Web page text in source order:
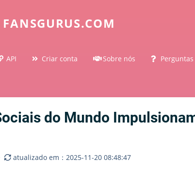
FANSGURUS.COM
API Criar conta Sobre nós
do Mundo
atualizado em：2025-11-20 08:48:47